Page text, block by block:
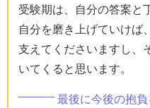
受験期は、自分の答案と
自分を磨き上げていけば
支えてくださいますし、
いてくると思います。
最後に今後の抱負